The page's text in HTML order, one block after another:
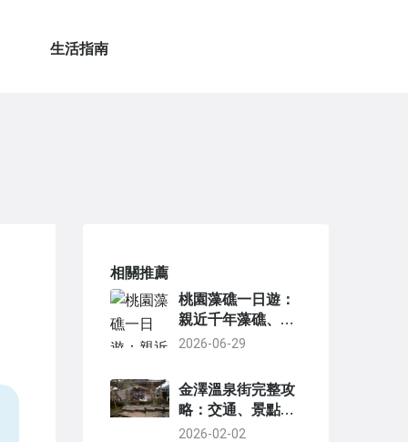
生活指南
相關推薦
桃園藻礁一日遊：
親近千年藻礁、觀
海踏浪的完整行程
2026-06-29
金澤溫泉街完整攻
略：交通、景點、
美食與住宿推薦
2026-02-02